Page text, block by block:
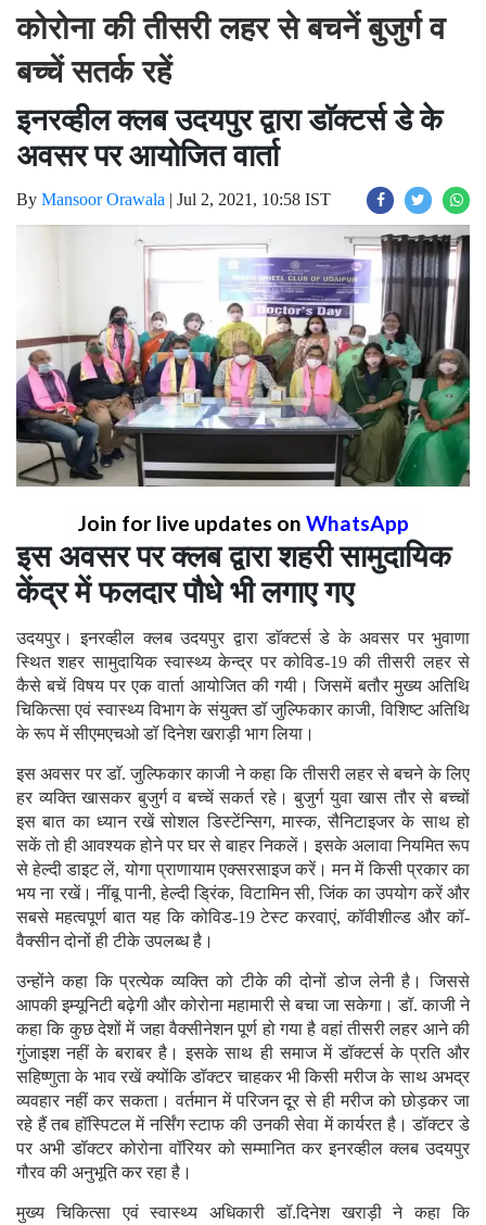
कोरोना की तीसरी लहर से बचनें बुजुर्ग व
बच्चें सतर्क रहें
इनरव्हील क्लब उदयपुर द्वारा डाॅक्टर्स डे के
अवसर पर आयोजित वार्ता
By Mansoor Orawala | Jul 2, 2021, 10:58 IST
Join for live updates on WhatsApp
इस अवसर पर क्लब द्वारा शहरी सामुदायिक
केंद्र में फलदार पौधे भी लगाए गए
उदयपुर। इनरव्हील क्लब उदयपुर द्वारा डाॅक्टर्स डे के अवसर पर भुवाणा
स्थित शहर सामुदायिक स्वास्थ्य केन्द्र पर कोविड-19 की तीसरी लहर से
कैसे बचें विषय पर एक वार्ता आयोजित की गयी। जिसमें बतौर मुख्य अतिथि
चिकित्सा एवं स्वास्थ्य विभाग के संयुक्त डॉ जुल्फिकार काजी, विशिष्ट अतिथि
के रूप में सीएमएचओ डॉ दिनेश खराड़ी भाग लिया।
इस अवसर पर डाॅ. जुल्फिकार काजी ने कहा कि तीसरी लहर से बचने के लिए
हर व्यक्ति खासकर बुजुर्ग व बच्चें सकर्त रहे। बुजुर्ग युवा खास तौर से बच्चों
इस बात का ध्यान रखें सोशल डिस्टेंन्सिग, मास्क, सैनिटाइजर के साथ हो
सकें तो ही आवश्यक होने पर घर से बाहर निकलें। इसके अलावा नियमित रूप
से हेल्दी डाइट लें, योगा प्राणायाम एक्सरसाइज करें। मन में किसी प्रकार का
भय ना रखें। नींबू पानी, हेल्दी ड्रिंक, विटामिन सी, जिंक का उपयोग करें और
सबसे महत्वपूर्ण बात यह कि कोविड-19 टेस्ट करवाएं, कॉवीशील्ड और कॉ-
वैक्सीन दोनों ही टीके उपलब्ध है।
उन्होंने कहा कि प्रत्येक व्यक्ति को टीके की दोनों डोज लेनी है। जिससे
आपकी इम्यूनिटी बढ़ेगी और कोरोना महामारी से बचा जा सकेगा। डॉ. काजी ने
कहा कि कुछ देशों में जहा वैक्सीनेशन पूर्ण हो गया है वहां तीसरी लहर आने की
गुंजाइश नहीं के बराबर है। इसके साथ ही समाज में डॉक्टर्स के प्रति और
सहिष्णुता के भाव रखें क्योंकि डॉक्टर चाहकर भी किसी मरीज के साथ अभद्र
व्यवहार नहीं कर सकता। वर्तमान में परिजन दूर से ही मरीज को छोड़कर जा
रहे हैं तब हॉस्पिटल में नर्सिंग स्टाफ की उनकी सेवा में कार्यरत है। डॉक्टर डे
पर अभी डॉक्टर कोरोना वाॅरियर को सम्मानित कर इनरव्हील क्लब उदयपुर
गौरव की अनुभूति कर रहा है।
मुख्य चिकित्सा एवं स्वास्थ्य अधिकारी डॉ.दिनेश खराड़ी ने कहा कि